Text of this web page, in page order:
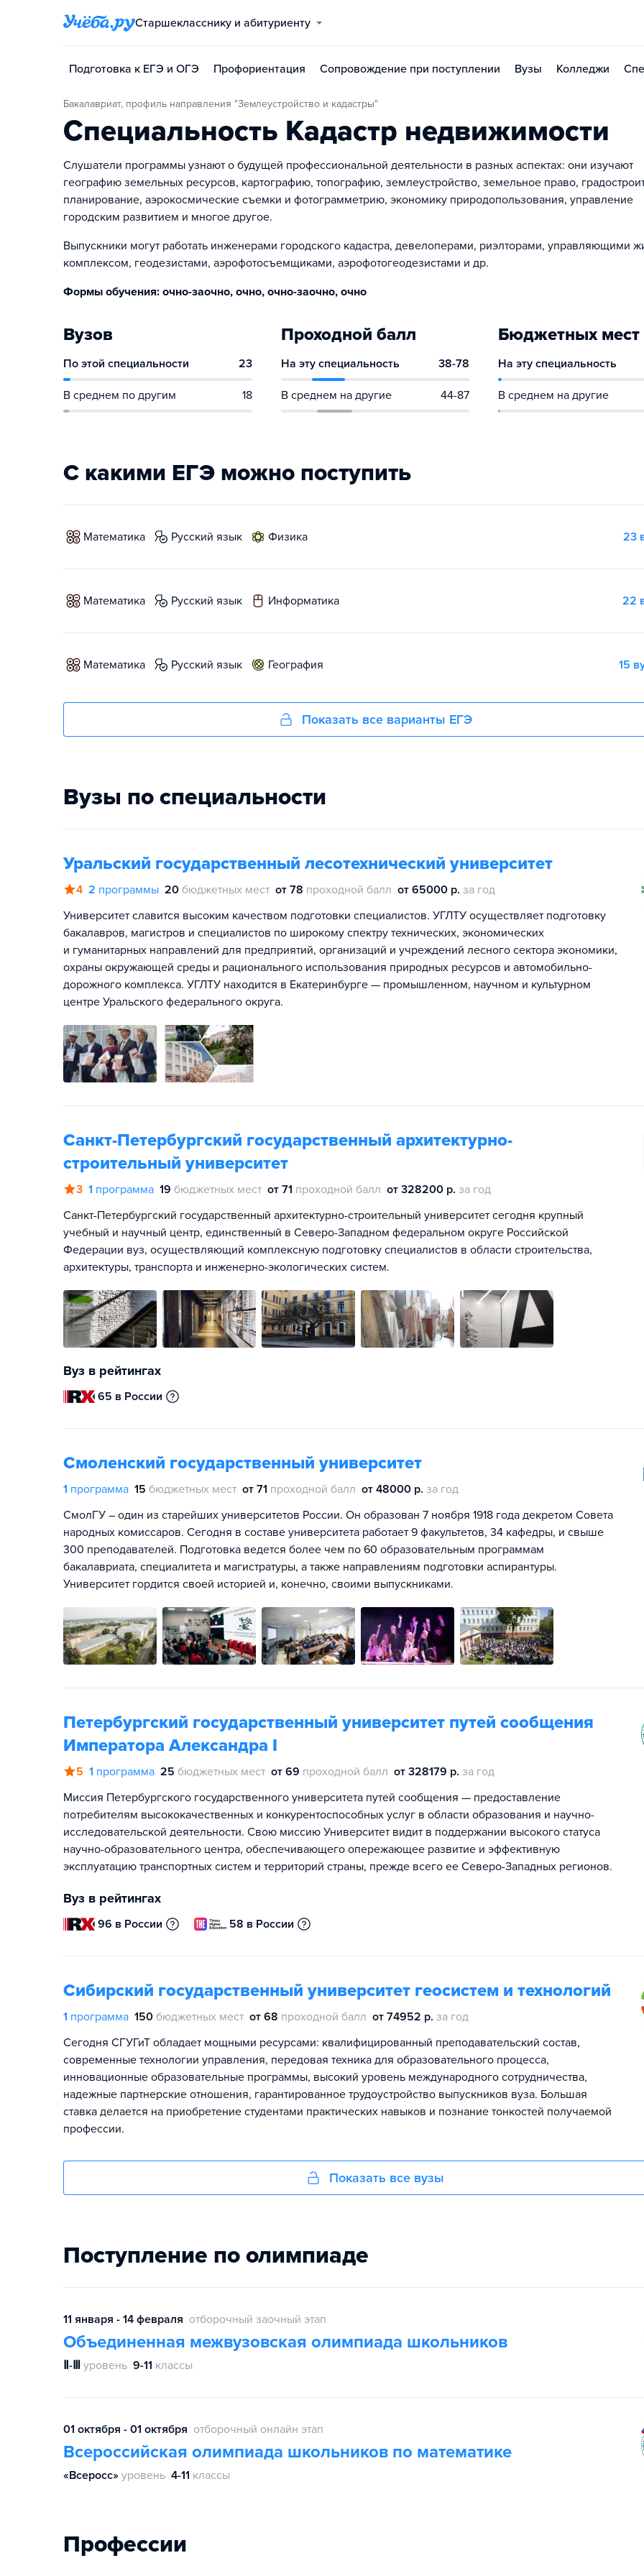
Старшекласснику и абитуриенту
Подготовка к ЕГЭ и ОГЭ Профориентация Сопровождение при поступлении Вузы Колледжи
Бакалавриат, профиль направления "Землеустройство и кадастры"
Специальность Кадастр недвижимости
Слушатели программы узнают о будущей профессиональной деятельности в разных аспектах: они изучают
географию земельных ресурсов, картографию, топографию, землеустройство, земельное право,
планирование, аэрокосмические съемки и фотограмметрию, экономику природопользования, управление
городским развитием и многое другое.
Выпускники могут работать инженерами городского кадастра, девелоперами, риэлторами, управляющими
комплексом, геодезистами, аэрофотосъемщиками, аэрофотогеодезистами и др.
Формы обучения: очно-заочно, очно, очно-заочно, очно
Вузов
По этой специальности 23
В среднем по другим 18
Проходной балл
На эту специальность 38-78
В среднем на другие 44-87
Бюджетных мест
На эту специальность
В среднем на другие
С какими ЕГЭ можно поступить
математика русский язык физика 23
математика русский язык информатика 22
математика русский язык география 15
Показать все варианты ЕГЭ
Вузы по специальности
Уральский государственный лесотехнический университет
4 2 программы 20 бюджетных мест от 78 проходной балл от 65000 р. за год
Университет славится высоким качеством подготовки специалистов. УГЛТУ осуществляет подготовку
бакалавров, магистров и специалистов по широкому спектру технических, экономических
и гуманитарных направлений для предприятий, организаций и учреждений лесного сектора экономики,
охраны окружающей среды и рационального использования природных ресурсов и автомобильно-
дорожного комплекса. УГЛТУ находится в Екатеринбурге — промышленном, научном и культурном
центре Уральского федерального округа.
Санкт-Петербургский государственный архитектурно-
строительный университет
3 1 программа 19 бюджетных мест от 71 проходной балл от 328200 р. за год
Санкт-Петербургский государственный архитектурно-строительный университет сегодня крупный
учебный и научный центр, единственный в Северо-Западном федеральном округе Российской
Федерации вуз, осуществляющий комплексную подготовку специалистов в области строительства,
архитектуры, транспорта и инженерно-экологических систем.
Вуз в рейтингах
65 в России
Смоленский государственный университет
1 программа 15 бюджетных мест от 71 проходной балл от 48000 р. за год
СмолГУ – один из старейших университетов России. Он образован 7 ноября 1918 года декретом Совета
народных комиссаров. Сегодня в составе университета работает 9 факультетов, 34 кафедры, и свыше
300 преподавателей. Подготовка ведется более чем по 60 образовательным программам
бакалавриата, специалитета и магистратуры, а также направлениям подготовки аспирантуры.
Университет гордится своей историей и, конечно, своими выпускниками.
Петербургский государственный университет путей сообщения
Императора Александра I
5 1 программа 25 бюджетных мест от 69 проходной балл от 328179 р. за год
Миссия Петербургского государственного университета путей сообщения — предоставление
потребителям высококачественных и конкурентоспособных услуг в области образования и научно-
исследовательской деятельности. Свою миссию Университет видит в поддержании высокого статуса
научно-образовательного центра, обеспечивающего опережающее развитие и эффективную
эксплуатацию транспортных систем и территорий страны, прежде всего ее Северо-Западных регионов.
Вуз в рейтингах
96 в России 58 в России
Сибирский государственный университет геосистем и технологий
1 программа 150 бюджетных мест от 68 проходной балл от 74952 р. за год
Сегодня СГУГиТ обладает мощными ресурсами: квалифицированный преподавательский состав,
современные технологии управления, передовая техника для образовательного процесса,
инновационные образовательные программы, высокий уровень международного сотрудничества,
надежные партнерские отношения, гарантированное трудоустройство выпускников вуза. Большая
ставка делается на приобретение студентами практических навыков и познание тонкостей получаемой
профессии.
Показать все вузы
Поступление по олимпиаде
11 января - 14 февраля отборочный заочный этап
Объединенная межвузовская олимпиада школьников
Ⅱ-Ⅲ уровень 9-11 классы
01 октября - 01 октября отборочный онлайн этап
Всероссийская олимпиада школьников по математике
«Всеросс» уровень 4-11 классы
Профессии